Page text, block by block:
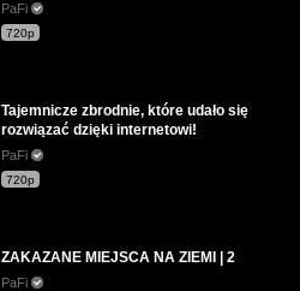
PaFi
720p
Tajemnicze zbrodnie, które udało się
rozwiązać dzięki internetowi!
PaFi
720p
ZAKAZANE MIEJSCA NA ZIEMI | 2
PaFi